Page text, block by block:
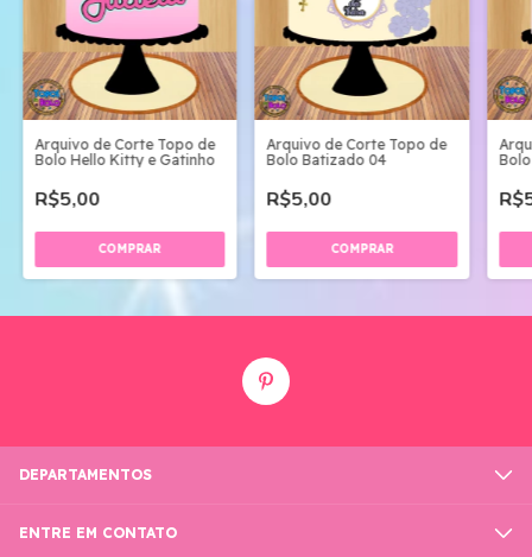
Arquivo de Corte Topo de
Bolo Hello Kitty e Gatinho
R$5,00
Arquivo de Corte Topo de
Bolo Batizado 04
R$5,00
Bolo
DEPARTAMENTOS
ENTRE EM CONTATO